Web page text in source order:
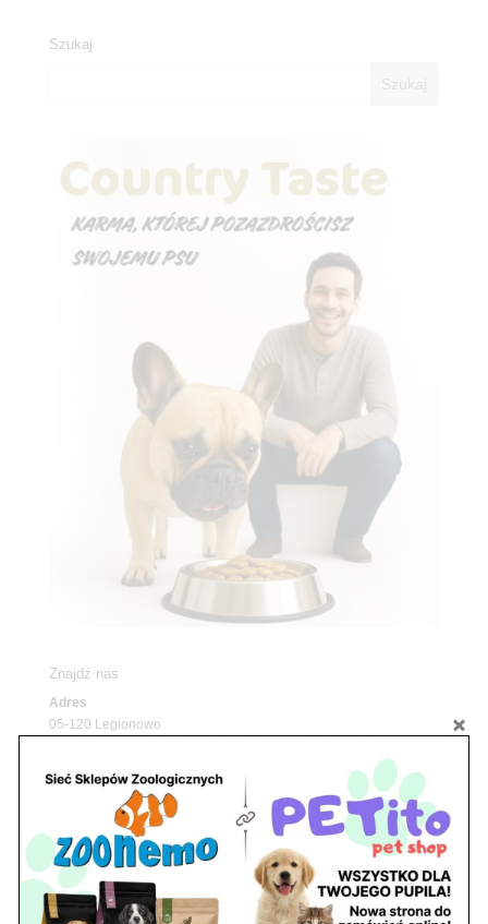
Szukaj
Znajdź nas
Adres
05-120 Legionowo
tel./fax. 22 784 71 96
Godziny pracy
pon. – piąt. 10.00 – 19.00
sob. 10.00 – 15.00
niedz. zamknięte